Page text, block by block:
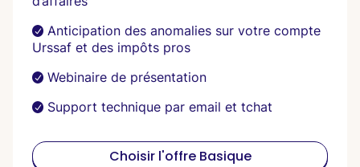
Anticipation des anomalies sur votre compte
Urssaf et des impôts pros
Webinaire de présentation
Support technique par email et tchat
Choisir l'offre Basique